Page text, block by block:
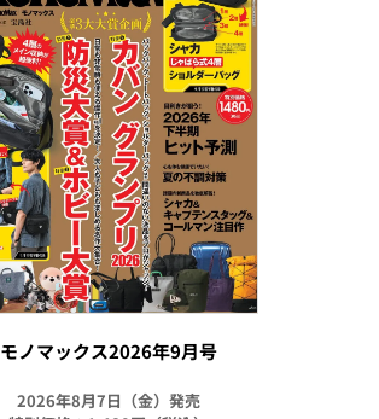
モノマックス2026年9月号
2026年8月7日（金）発売